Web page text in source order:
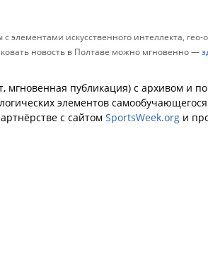
искусственного интеллекта, гео-
новость в Полтаве можно мгновенно —
публикация) с архивом и
элементов самообучающегося
с сайтом SportsWeek.org и